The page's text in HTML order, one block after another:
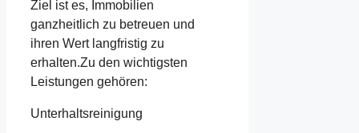
Ziel ist es, Immobilien
ganzheitlich zu betreuen und
ihren Wert langfristig zu
erhalten.Zu den wichtigsten
Leistungen gehören:
Unterhaltsreinigung